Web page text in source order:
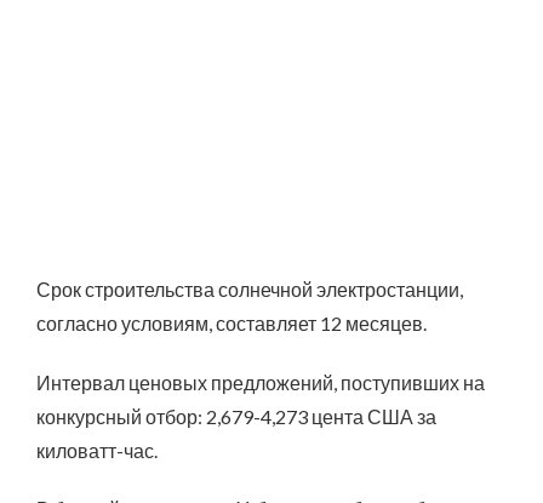
Срок строительства солнечной электростанции,
согласно условиям, составляет 12 месяцев.
Интервал ценовых предложений, поступивших на
конкурсный отбор: 2,679-4,273 цента США за
киловатт-час.